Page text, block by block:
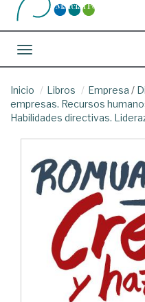
Toggle navigation
Inicio Libros Empresa /
empresas. Recursos
Habilidades directivas.